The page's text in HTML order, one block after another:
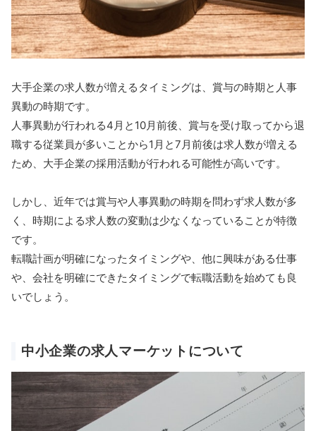
大手企業の求人数が増えるタイミングは、賞与の時期と人事
異動の時期です。
人事異動が行われる4月と10月前後、賞与を受け取ってから退
職する従業員が多いことから1月と7月前後は求人数が増える
ため、大手企業の採用活動が行われる可能性が高いです。
しかし、近年では賞与や人事異動の時期を問わず求人数が多
く、時期による求人数の変動は少なくなっていることが特徴
です。
転職計画が明確になったタイミングや、他に興味がある仕事
や、会社を明確にできたタイミングで転職活動を始めても良
いでしょう。
中小企業の求人マーケットについて